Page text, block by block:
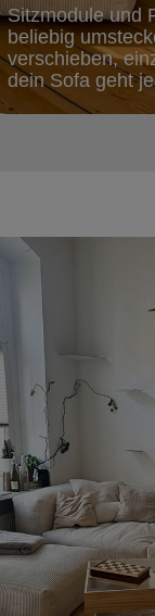
Sitzmodule und
beliebig
verschieben,
dein Sofa geht